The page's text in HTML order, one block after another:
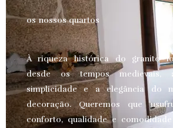
os nossos quartos
À riqueza histórica do granito
desde os tempos medievais,
simplicidade e a elegância do
decoração. Queremos que
conforto, qualidade e